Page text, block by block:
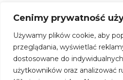
Cenimy prywatność
Używamy plików cookie, aby
przeglądania, wyświetlać
dostosowane do
użytkowników oraz analizować
KOŃCÓWKI
Końcówka wymienna
Końcówka wymienna
Końcówka wymienna